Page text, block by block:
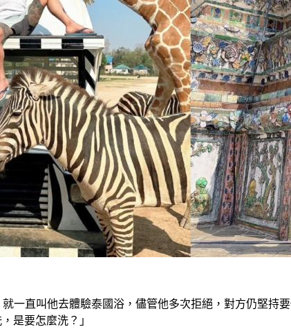
一直叫他去體驗泰國浴，儘管他多次拒絕，對方仍堅持
是要怎麼洗？」